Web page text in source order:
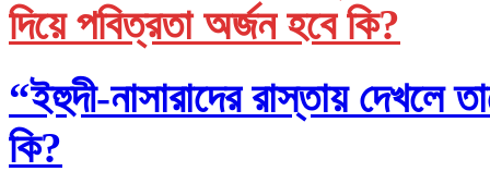
দিয়ে পবিত্রতা অর্জন হবে কি?
“ইহুদী-নাসারাদের রাস্তায় দেখলে
কি?